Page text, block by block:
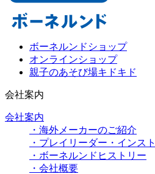
ボーネルンドショップ
オンラインショップ
親子のあそび場キドキド
会社案内
会社案内
・海外メーカーのご紹介
・プレイリーダー・インス
・ボーネルンドヒストリー
・会社概要